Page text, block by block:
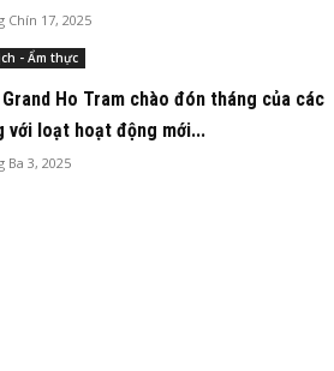
Chín 17, 2025
- Ẩm thực
Ho Tram chào đón tháng của các
với loạt hoạt động mới...
Ba 3, 2025